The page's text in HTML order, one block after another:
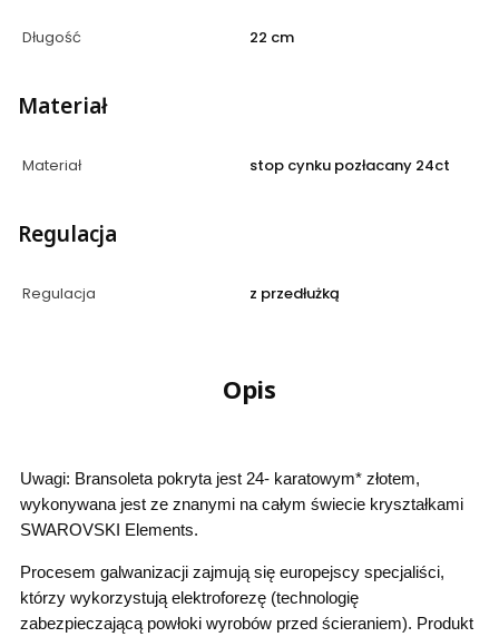
Długość 22 cm
Materiał
Materiał stop cynku pozłacany 24ct
Regulacja
Regulacja z przedłużką
Opis
Uwagi: Bransoleta pokryta jest 24- karatowym* złotem,
wykonywana jest ze znanymi na całym świecie kryształkami
SWAROVSKI Elements.
Procesem galwanizacji zajmują się europejscy specjaliści,
którzy wykorzystują elektroforezę (technologię
zabezpieczającą powłoki wyrobów przed ścieraniem). Produkt